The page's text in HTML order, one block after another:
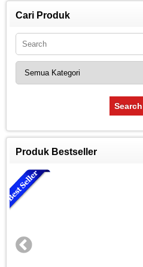
Cari Produk
Search
Produk Bestseller